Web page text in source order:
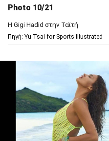
Photo 10/21
Η Gigi Hadid στην Ταϊτή
Πηγή: Υu Tsai for Sports Illustrated